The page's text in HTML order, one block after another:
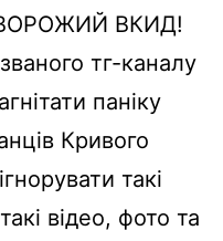
ВКИД!
тг-каналу
паніку
Кривого
такі
відео, фото та